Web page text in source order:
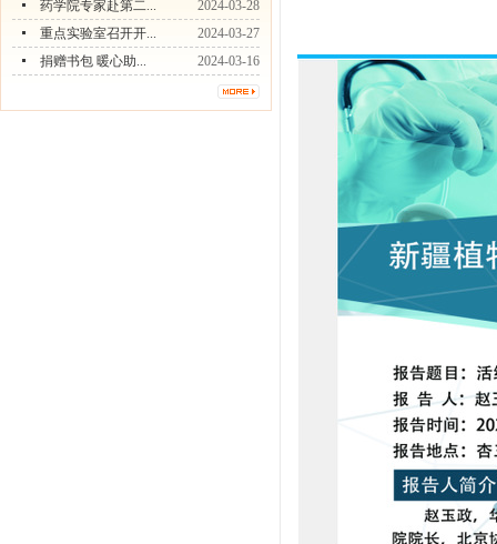
药学院专家赴第二...
2024-03-28
重点实验室召开开...
2024-03-27
捐赠书包 暖心助...
2024-03-16